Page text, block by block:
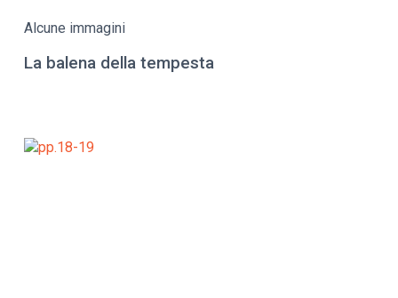
Alcune immagini
La balena della tempesta